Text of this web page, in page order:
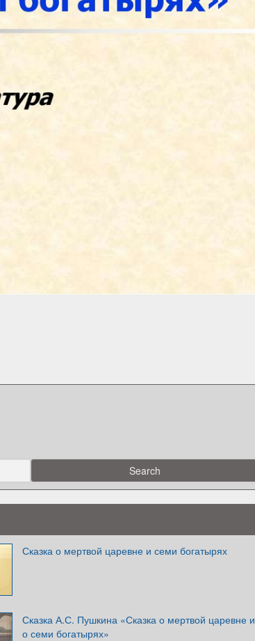
Сказка о мертвой царевне и семи богатырях
Сказка А.С. Пушкина «Сказка о мертвой царевне и
о семи богатырях»